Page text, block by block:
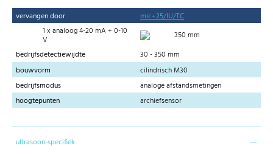
vervangen door
mic+25/IU/TC
1 x analoog 4-20 mA + 0-10
V
350 mm
bedrijfsdetectiewijdte
30 - 350 mm
bouwvorm
cilindrisch M30
bedrijfsmodus
analoge afstandsmetingen
hoogtepunten
archiefsensor
ultrasoon-specifiek